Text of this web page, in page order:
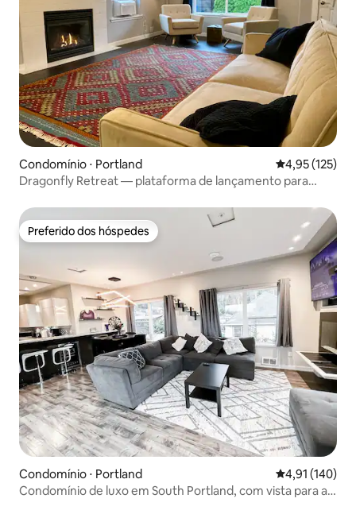
Condomínio ⋅ Portland 4,95 de uma
4,95 (125)
Dragonfly Retreat — plataforma de lançamento para
Preferido dos hóspedes
Preferido dos hóspedes
Condomínio ⋅ Portland 4,91 de uma
4,91 (140)
Condomínio de luxo em South Portland, com vista para a